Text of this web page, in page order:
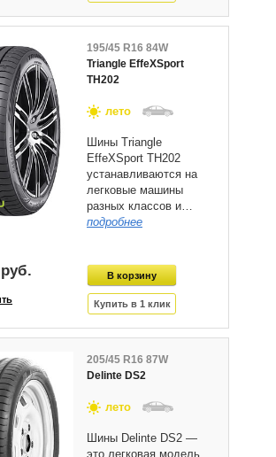
195/45 R16 84W
Triangle EffeXSport
TH202
лето
Шины Triangle
EffeXSport TH202
устанавливаются на
легковые машины
разных классов и…
подробнее
205/45 R16 87W
Delinte DS2
лето
Шины Delinte DS2 —
это легковая модель